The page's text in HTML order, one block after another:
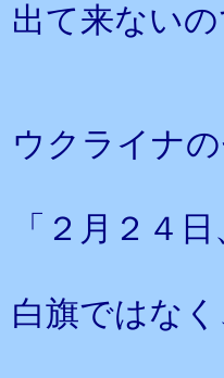
出て来ない
ウクライナ
「２月２４
白旗ではな